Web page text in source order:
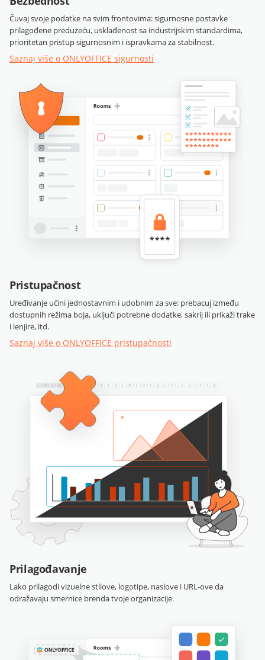
Čuvaj svoje podatke na svim frontovima: sigurnosne postavke
prilagođene preduzeću, usklađenost sa industrijskim standardima,
prioritetan pristup sigurnosnim i ispravkama za stabilnost.
Saznaj više o ONLYOFFICE sigurnosti
Pristupačnost
Uređivanje učini jednostavnim i udobnim za sve: prebacuj između
dostupnih režima boja, uključi potrebne dodatke, sakrij ili prikaži trake
i lenjire, itd.
Saznaj više o ONLYOFFICE pristupačnosti
Prilagođavanje
Lako prilagodi vizuelne stilove, logotipe, naslove i URL-ove da
odražavaju smernice brenda tvoje organizacije.